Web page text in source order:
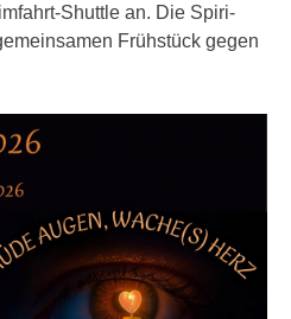
Shuttle an. Die Spiri-
Frühstück gegen